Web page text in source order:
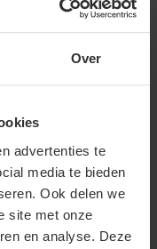
Over
advertenties te
media te bieden
Ook delen we
site met onze
en analyse. Deze
is een dankbare,
Die bestaan uit
oranjegroen
en
De groene
bloeit in
'White Swan' is
enige droogte, en
andere